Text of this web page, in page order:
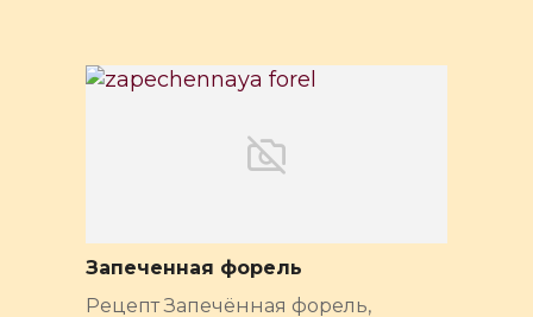
Запеченная форель
Рецепт Запечённая форель,